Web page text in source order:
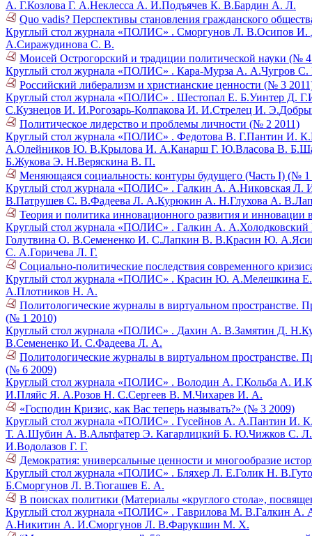
А. Г.Козлова Г. А.Неклесса А. И.Подъячев К. В.Бардин А. Л.
Quo vadis? Перспективы становления гражданского
Круглый стол журнала «ПОЛИС» . Сморгунов Л. В.Осипов И.
А.Сиражудинова С. В.
Моисей Острогорский и традиции политической науки (№
Круглый стол журнала «ПОЛИС» . Кара-Мурза А. А.Чугров С.
Российский либерализм и христианские ценности (№ 3
Круглый стол журнала «ПОЛИС» . Шестопал Е. Б.Уинтер Д. Г.
С.Кузнецов И. И.Рогозарь-Колпакова И. И.Стрелец И. Э.
Политическое лидерство и проблемы личности (№ 2 2011)
Круглый стол журнала «ПОЛИС» . Федотова В. Г.Пантин И. К.
А.Олейников Ю. В.Крылова И. А.Канарш Г. Ю.Власова В. Б.
Б.Жукова Э. Н.Веряскина В. П.
Меняющаяся социальность: контуры будущего (Часть I) (№ 1
Круглый стол журнала «ПОЛИС» . Галкин А. А.Никовская Л.
В.Патрушев С. В.Фадеева Л. А.Курюкин А. Н.Глухова А. В.
Теория и политика инновационного развития и инновации
Круглый стол журнала «ПОЛИС» . Галкин А. А.Холодковский
Голутвина О. В.Семененко И. С.Лапкин В. В.Красин Ю. А.
С. А.Горичева Л. Г.
Социально-политические последствия современного
Круглый стол журнала «ПОЛИС» . Красин Ю. А.Мелешкина
А.Плотников Н. А.
Политологические журналы в виртуальном пространстве.
(№ 1 2010)
Круглый стол журнала «ПОЛИС» . Дахин А. В.Замятин Д. Н.
В.Семененко И. С.Фадеева Л. А.
Политологические журналы в виртуальном пространстве.
(№ 6 2009)
Круглый стол журнала «ПОЛИС» . Володин А. Г.Кольба А. И.
И.Пляйс Я. А.Розов Н. С.Сергеев В. М.Чихарев И. А.
«Господин Кризис, как Вас теперь называть?» (№ 3 2009)
Круглый стол журнала «ПОЛИС» . Гусейнов А. А.Пантин И.
Т. А.Шубин А. В.Альтфатер Э. Кагарлицкий Б. Ю.Чижков С. Л.
И.Водолазов Г. Г.
Демократия: универсальные ценности и многообразие
Круглый стол журнала «ПОЛИС» . Бляхер Л. Е.Голик Н. В.
Б.Сморгунов Л. В.Тюгашев Е. А.
В поисках политики (Материалы «круглого стола»,
Круглый стол журнала «ПОЛИС» . Гаврилова М. В.Галкин А.
А.Никитин А. И.Сморгунов Л. В.Фарукшин М. Х.